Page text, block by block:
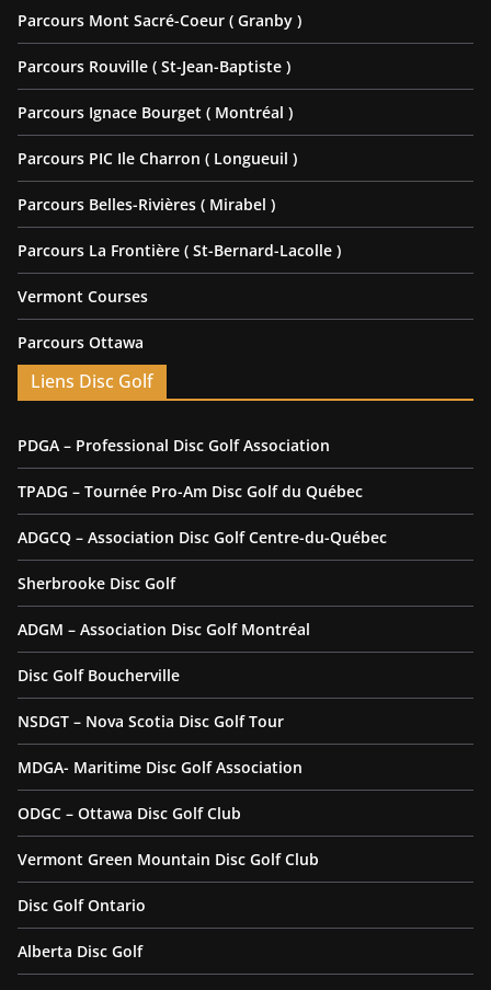
Parcours Mont Sacré-Coeur ( Granby )
Parcours Rouville ( St-Jean-Baptiste )
Parcours Ignace Bourget ( Montréal )
Parcours PIC Ile Charron ( Longueuil )
Parcours Belles-Rivières ( Mirabel )
Parcours La Frontière ( St-Bernard-Lacolle )
Vermont Courses
Parcours Ottawa
Liens Disc Golf
PDGA – Professional Disc Golf Association
TPADG – Tournée Pro-Am Disc Golf du Québec
ADGCQ – Association Disc Golf Centre-du-Québec
Sherbrooke Disc Golf
ADGM – Association Disc Golf Montréal
Disc Golf Boucherville
NSDGT – Nova Scotia Disc Golf Tour
MDGA- Maritime Disc Golf Association
ODGC – Ottawa Disc Golf Club
Vermont Green Mountain Disc Golf Club
Disc Golf Ontario
Alberta Disc Golf